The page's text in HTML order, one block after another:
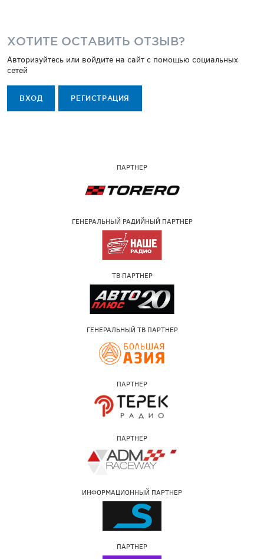
ХОТИТЕ ОСТАВИТЬ ОТЗЫВ?
Авторизуйтесь или войдите на сайт с помощью социальных
сетей
ВХОД РЕГИСТРАЦИЯ
ПАРТНЕР
ГЕНЕРАЛЬНЫЙ РАДИЙНЫЙ ПАРТНЕР
ТВ ПАРТНЕР
ГЕНЕРАЛЬНЫЙ ТВ ПАРТНЕР
ПАРТНЕР
ПАРТНЕР
ИНФОРМАЦИОННЫЙ ПАРТНЕР
ПАРТНЕР